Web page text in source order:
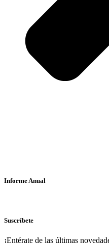
Informe Anual
Suscríbete
¡Entérate de las últimas